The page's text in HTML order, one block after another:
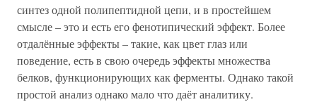
синтез одной полипептидной цепи, и в простейшем
смысле – это и есть его фенотипический эффект. Более
отдалённые эффекты – такие, как цвет глаз или
поведение, есть в свою очередь эффекты множества
белков, функционирующих как ферменты. Однако такой
простой анализ однако мало что даёт аналитику.